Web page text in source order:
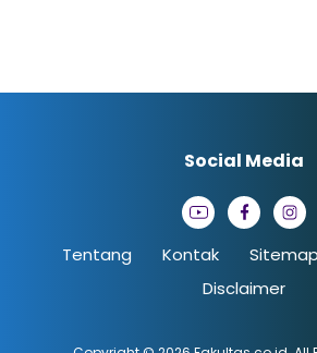
Tentang Kontak Sitemap
Disclaimer
Social Media